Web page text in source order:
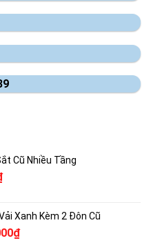
Cũ Nhiều Tầng
Giá
là:
750,000₫.
Xanh Kèm 2 Đôn Cũ
₫Giá